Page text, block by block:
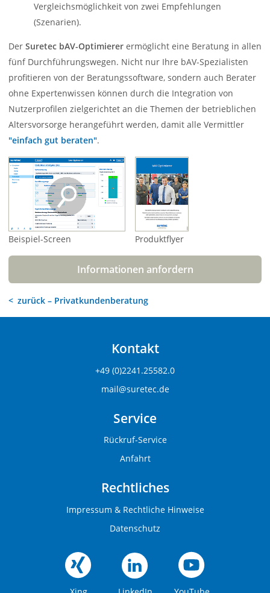
Vergleichsmöglichkeit von zwei Empfehlungen
(Szenarien).
Der Suretec bAV-Optimierer ermöglicht eine Beratung in allen
fünf Durchführungswegen. Nicht nur Ihre bAV-Spezialisten
profitieren von der Beratungssoftware, sondern auch Berater
ohne Expertenwissen können durch die Integration von
Nutzerprofilen zielgerichtet an die Themen der betrieblichen
Altersvorsorge herangeführt werden, damit alle Vermittler
"einfach gut beraten".
Beispiel-Screen Produktflyer
Informationen anfordern
zurück – Privatkundenberatung
Kontakt
+49 (0)2241.25582.0
mail@suretec.de
Service
Rückruf-Service
Anfahrt
Rechtliches
Impressum & Rechtliche Hinweise
Datenschutz